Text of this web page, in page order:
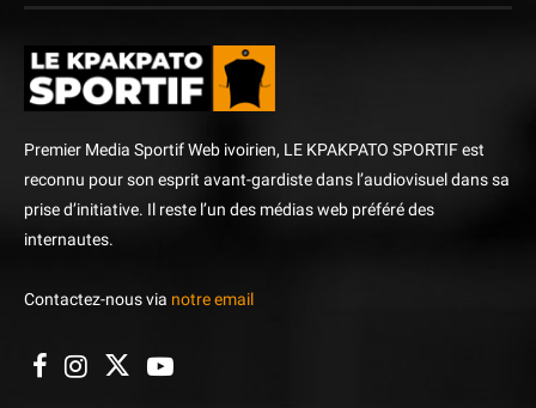
Premier Media Sportif Web ivoirien, LE KPAKPATO SPORTIF est
reconnu pour son esprit avant-gardiste dans l’audiovisuel dans sa
prise d’initiative. Il reste l’un des médias web préféré des
internautes.
Contactez-nous via notre email